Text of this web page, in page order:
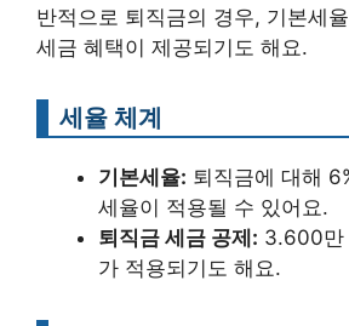
반적으로 퇴직금의 경우, 기본세
세금 혜택이 제공되기도 해요.
세율 체계
기본세율: 퇴직금에 대해
세율이 적용될 수 있어요.
퇴직금 세금 공제: 3.600만
가 적용되기도 해요.